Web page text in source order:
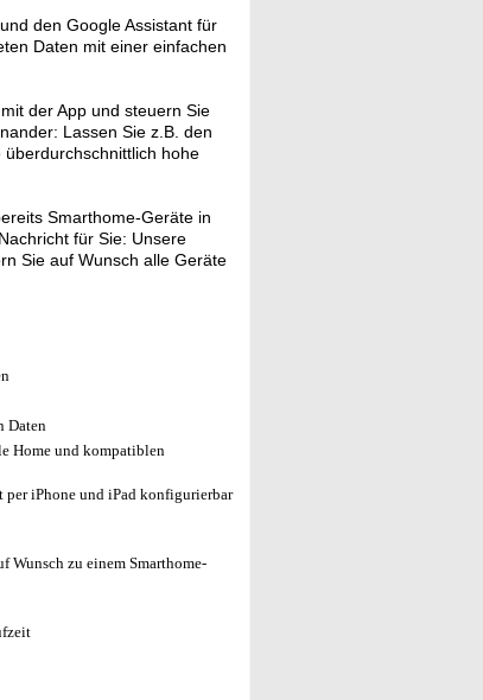
den Google Assistant für
Daten mit einer einfachen
der App und steuern Sie
Lassen Sie z.B. den
hohe
Smarthome-Geräte in
für Sie: Unsere
Sie auf Wunsch alle Geräte
Daten
Home und kompatiblen
iPhone und iPad konfigurierbar
Wunsch zu einem Smarthome-